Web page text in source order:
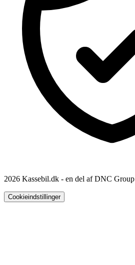
2026 Kassebil.dk - en del af DNC Group
Cookieindstillinger